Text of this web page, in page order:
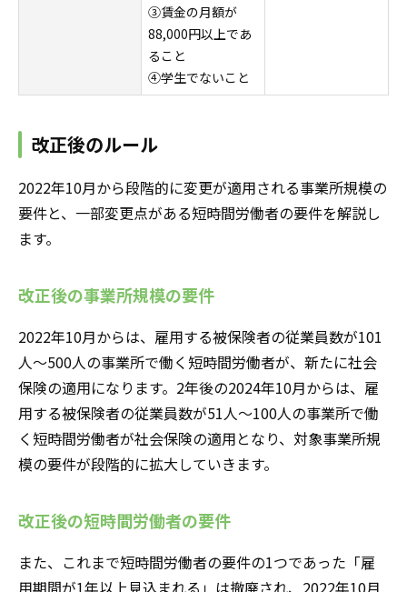
③賃金の月額が
88,000円以上であ
ること
④学生でないこと
改正後のルール
2022年10月から段階的に変更が適用される事業所規模の
要件と、一部変更点がある短時間労働者の要件を解説し
ます。
改正後の事業所規模の要件
2022年10月からは、雇用する被保険者の従業員数が101
人～500人の事業所で働く短時間労働者が、新たに社会
保険の適用になります。2年後の2024年10月からは、雇
用する被保険者の従業員数が51人～100人の事業所で働
く短時間労働者が社会保険の適用となり、対象事業所規
模の要件が段階的に拡大していきます。
改正後の短時間労働者の要件
また、これまで短時間労働者の要件の1つであった「雇
用期間が1年以上見込まれる」は撤廃され、2022年10月